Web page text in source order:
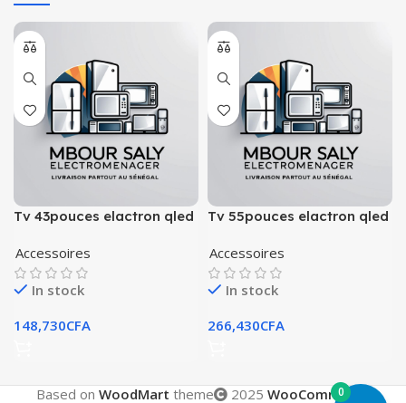
Tv 43pouces elactron qled
Accessoires
In stock
148,730CFA
Tv 55pouces elactron qled
Accessoires
In stock
266,430CFA
Based on WoodMart theme 2025 WooCommerce
0